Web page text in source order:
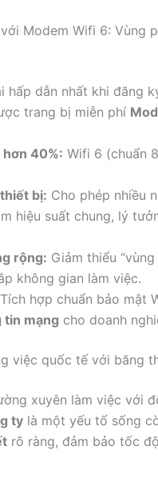
Modem Wifi 6: Vùng
hấp dẫn nhất khi đăng
trang bị miễn phí
40%: Wifi 6 (chuẩn
bị: Cho phép nhiều
hiệu suất chung, lý
rộng: Giảm thiểu
không gian làm việc.
Tích hợp chuẩn bảo mật
tin mạng cho doanh
việc quốc tế với băng
xuyên làm việc với
ty là một yếu tố sống
rõ ràng, đảm bảo tốc